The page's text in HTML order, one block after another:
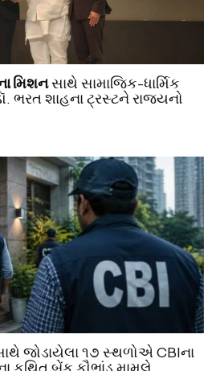
મિશનસાથે સામાજિક-ધાર્મિક
ભરત શાહના ટ્રસ્ટને રાજ્યનો
જોડાયેલા ૧૭ સ્થળોએ CBIના